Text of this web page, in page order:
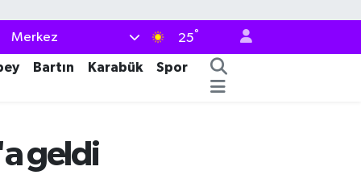
Merkez 25°
Bartın Karabük
Spor
geldi